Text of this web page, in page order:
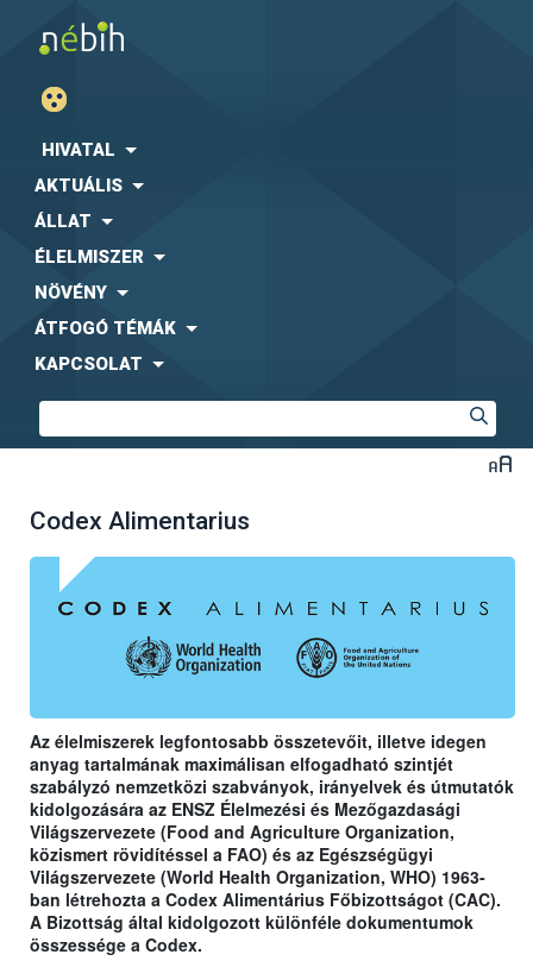
HIVATAL
AKTUÁLIS
ÁLLAT
ÉLELMISZER
NÖVÉNY
ÁTFOGÓ TÉMÁK
KAPCSOLAT
Codex Alimentarius
Az élelmiszerek legfontosabb összetevőit, illetve idegen
anyag tartalmának maximálisan elfogadható szintjét
szabályzó nemzetközi szabványok, irányelvek és útmutatók
kidolgozására az ENSZ Élelmezési és Mezőgazdasági
Világszervezete (Food and Agriculture Organization,
közismert rövidítéssel a FAO) és az Egészségügyi
Világszervezete (World Health Organization, WHO) 1963-
ban létrehozta a Codex Alimentárius Főbizottságot (CAC).
A Bizottság által kidolgozott különféle dokumentumok
összessége a Codex.